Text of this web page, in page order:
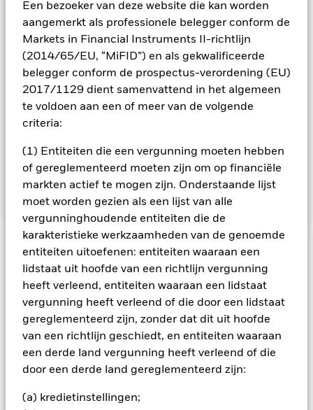
Een bezoeker van deze website die kan worden
aangemerkt als professionele belegger conform de
Markets in Financial Instruments II-richtlijn
(2014/65/EU, “MiFID”) en als gekwalificeerde
belegger conform de prospectus-verordening (EU)
2017/1129 dient samenvattend in het algemeen
te voldoen aan een of meer van de volgende
criteria:
(1) Entiteiten die een vergunning moeten hebben
of gereglementeerd moeten zijn om op financiële
markten actief te mogen zijn. Onderstaande lijst
moet worden gezien als een lijst van alle
vergunninghoudende entiteiten die de
karakteristieke werkzaamheden van de genoemde
entiteiten uitoefenen: entiteiten waaraan een
lidstaat uit hoofde van een richtlijn vergunning
heeft verleend, entiteiten waaraan een lidstaat
vergunning heeft verleend of die door een lidstaat
gereglementeerd zijn, zonder dat dit uit hoofde
van een richtlijn geschiedt, en entiteiten waaraan
een derde land vergunning heeft verleend of die
door een derde land gereglementeerd zijn:
(a) kredietinstellingen;
bedrijven. Actief beheer van de valutablootstelling door
middel van derivaten kan het Fonds gevoeliger maken voor
veranderingen in de koersen van buitenlandse valuta's. Als
de valutablootstelling waartegen het Fonds gehedged is in
waarde stijgt, is het mogelijk dat beleggers niet profiteren
van een dergelijke waardestijging. Het Fonds streeft ernaar
ondernemingen uit te sluiten die zich bezighouden met
bepaalde activiteiten die niet in overeenstemming zijn met
ESG-criteria. Beleggers dienen daarom voorafgaand aan een
te maken over de ESG-screening van het Fonds. Een
de waarde van de beleggingen van het Fonds in vergelijking
met een fonds zonder een dergelijke screening.
BELANGRIJKE GEGEVENS: Kapitaalrisico.De waarde en
het rendement van beleggingen kunnen dalen en stijgen, en
zijn niet gegarandeerd. Beleggers verliezen mogelijk hun
oorspronkelijke inleg.
Het beleggingsrisico is geconcentreerd in specifieke
sectoren, landen, valuta's of bedrijven. Dit betekent dat het
Fonds gevoeliger is voor lokale economische, markt-,
De waarde van aandelen en aan aandelen gerelateerde
effecten wordt beïnvloed door de dagelijkse schommelingen
op de aandelenmarkten, politieke factoren, economisch